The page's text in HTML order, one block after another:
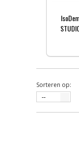
Sorteren op:
--